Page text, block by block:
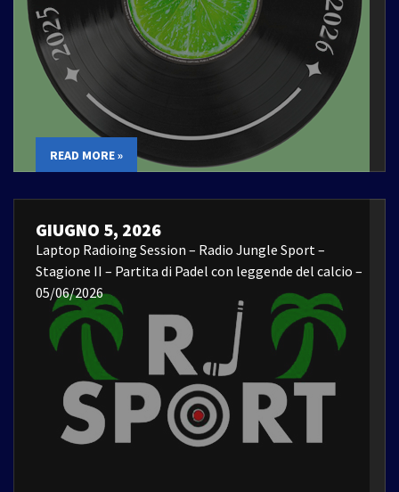
READ MORE »
GIUGNO 5, 2026
Laptop Radioing Session – Radio Jungle Sport –
Stagione II – Partita di Padel con leggende del calcio –
05/06/2026